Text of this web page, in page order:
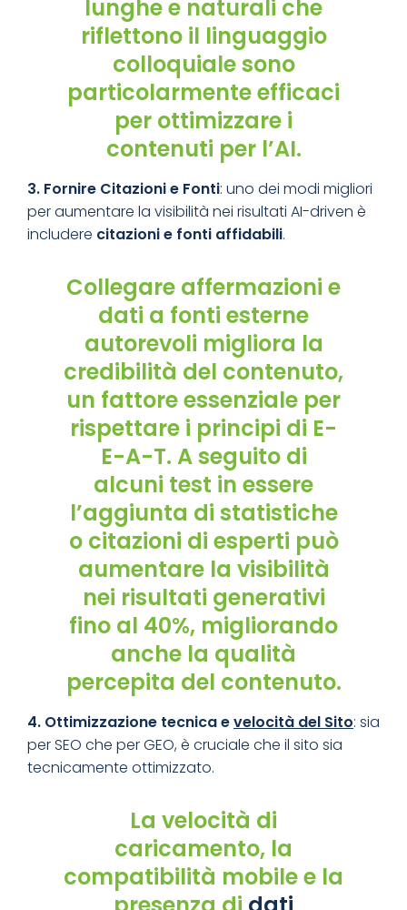
lunghe e naturali che
riflettono il linguaggio
colloquiale sono
particolarmente efficaci
per ottimizzare i
contenuti per l’AI.
3. Fornire Citazioni e Fonti: uno dei modi migliori
per aumentare la visibilità nei risultati AI-driven è
includere citazioni e fonti affidabili.
Collegare affermazioni e
dati a fonti esterne
autorevoli migliora la
credibilità del contenuto,
un fattore essenziale per
rispettare i principi di E-
E-A-T. A seguito di
alcuni test in essere
l’aggiunta di statistiche
o citazioni di esperti può
aumentare la visibilità
nei risultati generativi
fino al 40%, migliorando
anche la qualità
percepita del contenuto.
4. Ottimizzazione tecnica evelocità del Sito: sia
per SEO che per GEO, è cruciale che il sito sia
tecnicamente ottimizzato.
La velocità di
caricamento, la
compatibilità mobile e la